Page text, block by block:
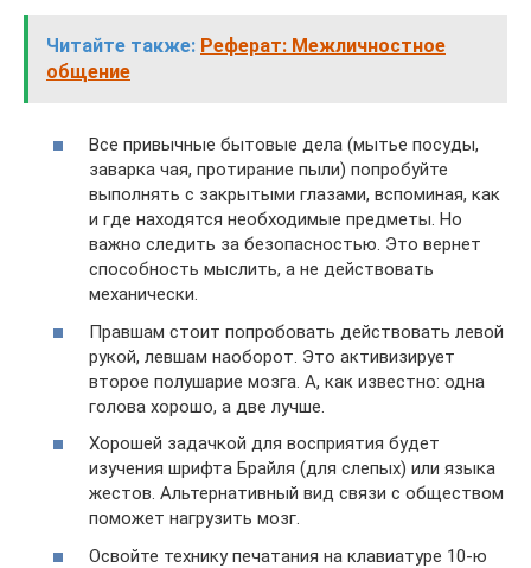
Читайте также: Реферат: Межличностное
общение
Все привычные бытовые дела (мытье посуды,
заварка чая, протирание пыли) попробуйте
выполнять с закрытыми глазами, вспоминая, как
и где находятся необходимые предметы. Но
важно следить за безопасностью. Это вернет
способность мыслить, а не действовать
механически.
Правшам стоит попробовать действовать левой
рукой, левшам наоборот. Это активизирует
второе полушарие мозга. А, как известно: одна
голова хорошо, а две лучше.
Хорошей задачкой для восприятия будет
изучения шрифта Брайля (для слепых) или языка
жестов. Альтернативный вид связи с обществом
поможет нагрузить мозг.
Освойте технику печатания на клавиатуре 10-ю